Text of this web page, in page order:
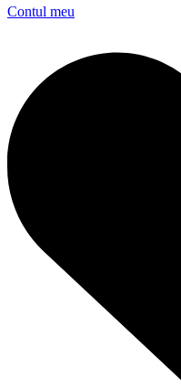
Contul meu